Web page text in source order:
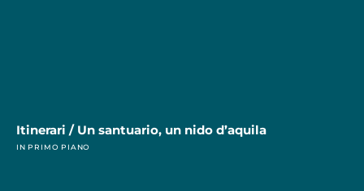
Itinerari / Un santuario, un nido d’aquila
IN PRIMO PIANO